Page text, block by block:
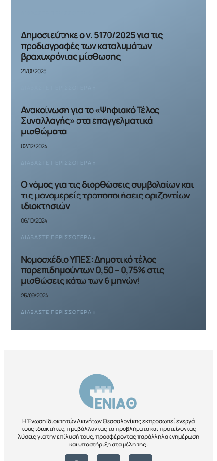
Δημοσιεύτηκε ο ν. 5170/2025 για τις
προδιαγραφές των καταλυμάτων
βραχυχρόνιας μίσθωσης
21/01/2025
Ανακοίνωση για το «Ψηφιακό Τέλος
Συναλλαγής» στα επαγγελματικά
μισθώματα
02/12/2024
ΔΙΑΒΆΣΤΕ ΠΕΡΙΣΣΌΤΕΡΑ »
Ο νόμος για τις διορθώσεις συμβολαίων και
τις μονομερείς τροποποιήσεις οριζοντίων
ιδιοκτησιών
06/10/2024
ΔΙΑΒΆΣΤΕ ΠΕΡΙΣΣΌΤΕΡΑ »
Νομοσχέδιο ΥΠΕΣ: Δημοτικό τέλος
παρεπιδημούντων 0,50 – 0,75% στις
μισθώσεις κάτω των 6 μηνών!
25/09/2024
ΔΙΑΒΆΣΤΕ ΠΕΡΙΣΣΌΤΕΡΑ »
Η Ένωση Ιδιοκτητών Ακινήτων Θεσσαλονίκης εκπροσωπεί ενεργά
τους ιδιοκτήτες, προβάλλοντας τα προβλήματα και προτείνοντας
λύσεις για την επίλυσή τους, προσφέροντας παράλληλα ενημέρωση
και υποστήριξη στα μέλη της.